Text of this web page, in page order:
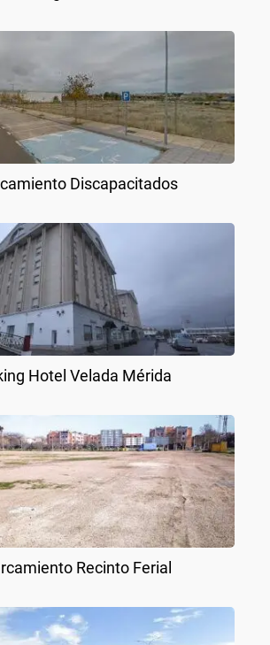
Discapacitados
Hotel Velada Mérida
Recinto Ferial